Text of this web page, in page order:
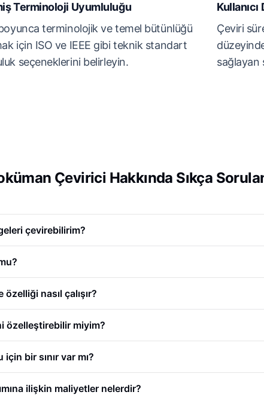
Terminoloji Uyumluluğu
terminolojik ve temel bütünlüğü
için ISO ve IEEE gibi teknik standart
seçeneklerini belirleyin.
Çeviri
sağlayan
Çevirici Hakkında Sıkça
çevirebilirim?
nasıl çalışır?
özelleştirebilir miyim?
bir sınır var mı?
ilişkin maliyetler nelerdir?